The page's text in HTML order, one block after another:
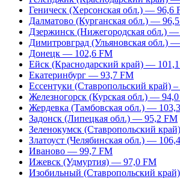
Геническ (Херсонская обл.) — 96,6
Далматово (Курганская обл.) —
Дзержинск (Нижегородская обл.)
Димитровград (Ульяновская обл.)
Донецк — 102,6 FM
Ейск (Краснодарский край) —
Екатеринбург — 93,7 FM
Ессентуки (Ставропольский край)
Железногорск (Курская обл.) —
Жердевка (Тамбовская обл.) —
Задонск (Липецкая обл.) — 95,2 FM
Зеленокумск (Ставропольский
Златоуст (Челябинская обл.) —
Иваново — 99,7 FM
Ижевск (Удмуртия) — 97,0 FM
Изобильный (Ставропольский